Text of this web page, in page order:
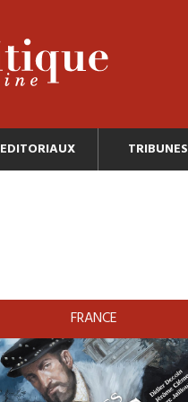
EDITORIAUX TRIBUNES
FRANCE